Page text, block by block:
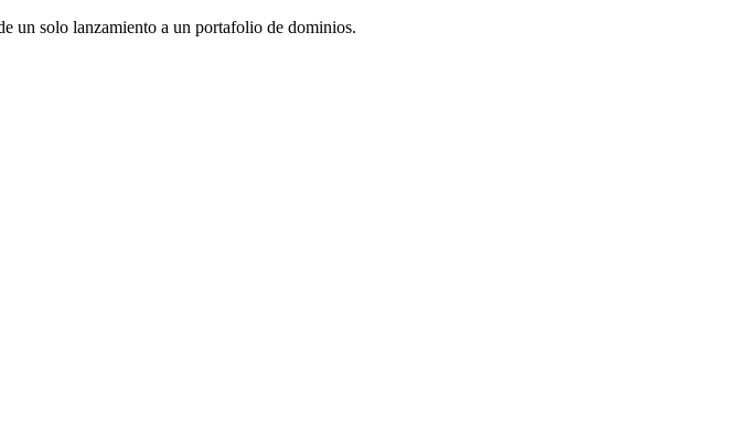
un solo lanzamiento a un portafolio de dominios.